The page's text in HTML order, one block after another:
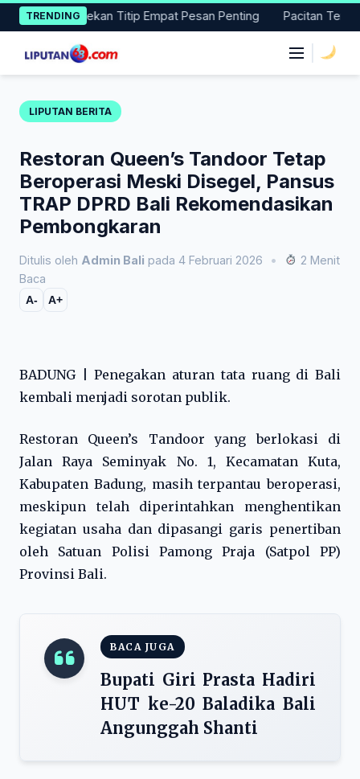
Skip
to
content
TRENDING
Dekan Titip Empat Pesan Penting Pacitan Tembus
LIPUTAN BERITA
Restoran Queen’s Tandoor Tetap
Beroperasi Meski Disegel, Pansus
TRAP DPRD Bali Rekomendasikan
Pembongkaran
Ditulis oleh Admin Bali pada 4 Februari 2026 •
2 Menit
Baca
A- A+
BADUNG | Penegakan aturan tata ruang di Bali
kembali menjadi sorotan publik.
Restoran Queen’s Tandoor yang berlokasi di
Jalan Raya Seminyak No. 1, Kecamatan Kuta,
Kabupaten Badung, masih terpantau beroperasi,
meskipun telah diperintahkan menghentikan
kegiatan usaha dan dipasangi garis penertiban
oleh Satuan Polisi Pamong Praja (Satpol PP)
Provinsi Bali.
BACA JUGA
Bupati Giri Prasta Hadiri
HUT ke-20 Baladika Bali
Angunggah Shanti